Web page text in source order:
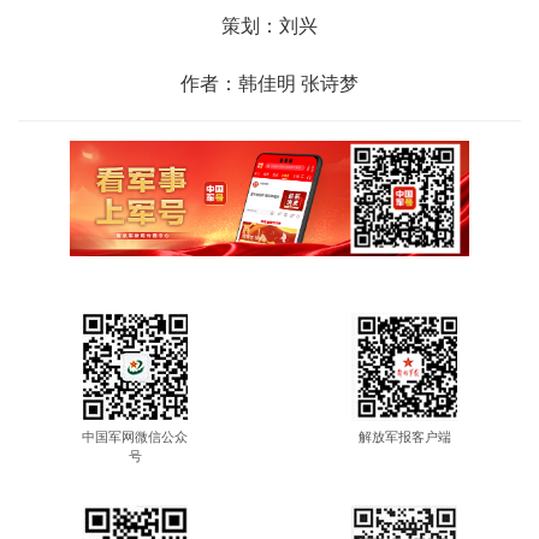
策划：刘兴
作者：韩佳明 张诗梦
中国军网微信公众
号
解放军报客户端